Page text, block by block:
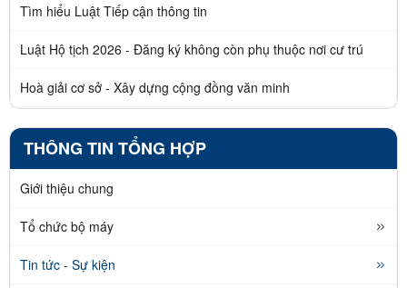
Tìm hiểu Luật Tiếp cận thông tin
Luật Hộ tịch 2026 - Đăng ký không còn phụ thuộc nơi cư trú
Hoà giải cơ sở - Xây dựng cộng đồng văn minh
THÔNG TIN TỔNG HỢP
Giới thiệu chung
Tổ chức bộ máy
Tin tức - Sự kiện